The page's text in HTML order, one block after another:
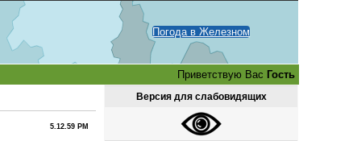
Погода в Железном
Приветствую Вас Гость
5.12.59 PM
Версия для слабовидящих